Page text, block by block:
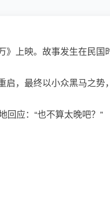
上映。故事发生在民国
，最终以小众黑马之势
回应：“也不算太晚吧？”